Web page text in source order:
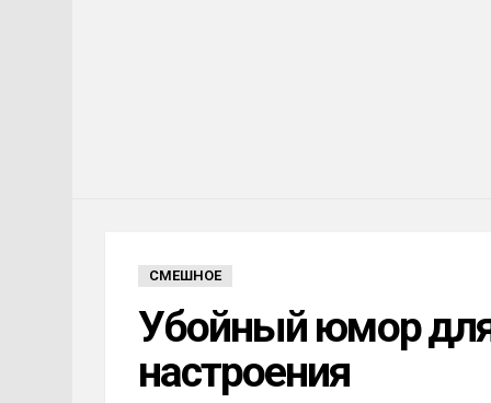
СМЕШНОЕ
Убойный юмор для
настроения